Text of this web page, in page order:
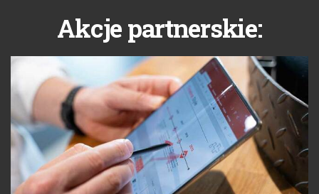
Akcje partnerskie: